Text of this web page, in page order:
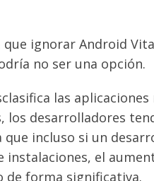
que ignorar Android
no ser una opción.
las
los desarrolladores
que incluso si un
instalaciones, el
de forma significativa.